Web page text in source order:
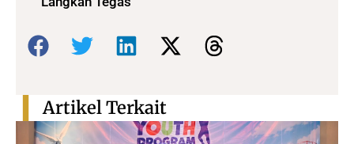
Bagikan:
Artikel Terkait